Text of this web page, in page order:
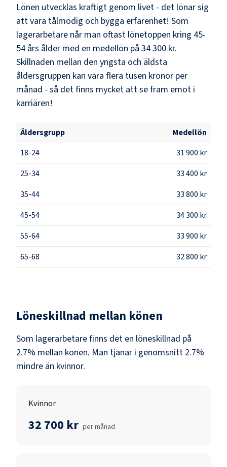
Lönen utvecklas kraftigt genom livet - det lönar sig
att vara tålmodig och bygga erfarenhet! Som
lagerarbetare når man oftast lönetoppen kring 45-
54 års ålder med en medellön på 34 300 kr.
Skillnaden mellan den yngsta och äldsta
åldersgruppen kan vara flera tusen kronor per
månad - så det finns mycket att se fram emot i
karriären!
Åldersgrupp
Medellön
18-24
31 900 kr
25-34
33 400 kr
35-44
33 800 kr
45-54
34 300 kr
55-64
33 900 kr
65-68
32 800 kr
Löneskillnad mellan könen
Som lagerarbetarefinns det en löneskillnad på
2.7% mellan könen. Män tjänar i genomsnitt 2.7%
mindre än kvinnor.
Kvinnor
32 700 kr per månad